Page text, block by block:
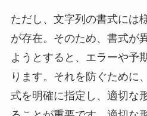
ただし、文字列の書式には
が存在。そのため、書式が
ようとすると、エラーや予
ります。それを防ぐために
式を明確に指定し、適切な